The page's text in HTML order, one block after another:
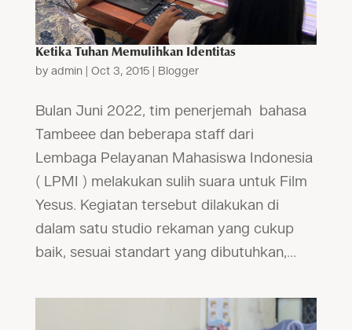
Ketika Tuhan Memulihkan Identitas
by admin| Oct 3, 2015| Blogger
Bulan Juni 2022, tim penerjemah bahasa
Tambeee dan beberapa staff dari
Lembaga Pelayanan Mahasiswa Indonesia
( LPMI ) melakukan sulih suara untuk Film
Yesus. Kegiatan tersebut dilakukan di
dalam satu studio rekaman yang cukup
baik, sesuai standart yang dibutuhkan,...